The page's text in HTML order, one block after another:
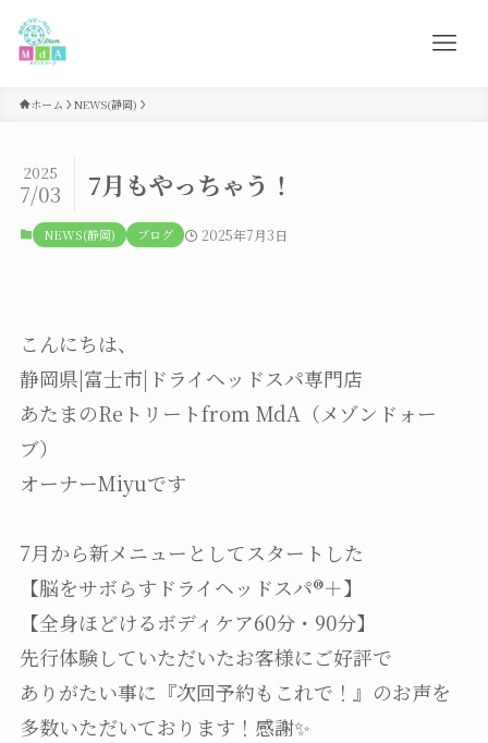
ホーム NEWS(静岡)
7月もやっちゃう！
2025
7/03
NEWS(静岡) ブログ 2025年7月3日
こんにちは、
静岡県|富士市|ドライヘッドスパ専門店
あたまのReトリートfrom MdA（メゾンドォー
ブ）
オーナーMiyuです
7月から新メニューとしてスタートした
【脳をサボらすドライヘッドスパ®︎＋】
【全身ほどけるボディケア60分・90分】
先行体験していただいたお客様にご好評で
ありがたい事に『次回予約もこれで！』のお声を
多数いただいております！感謝✨